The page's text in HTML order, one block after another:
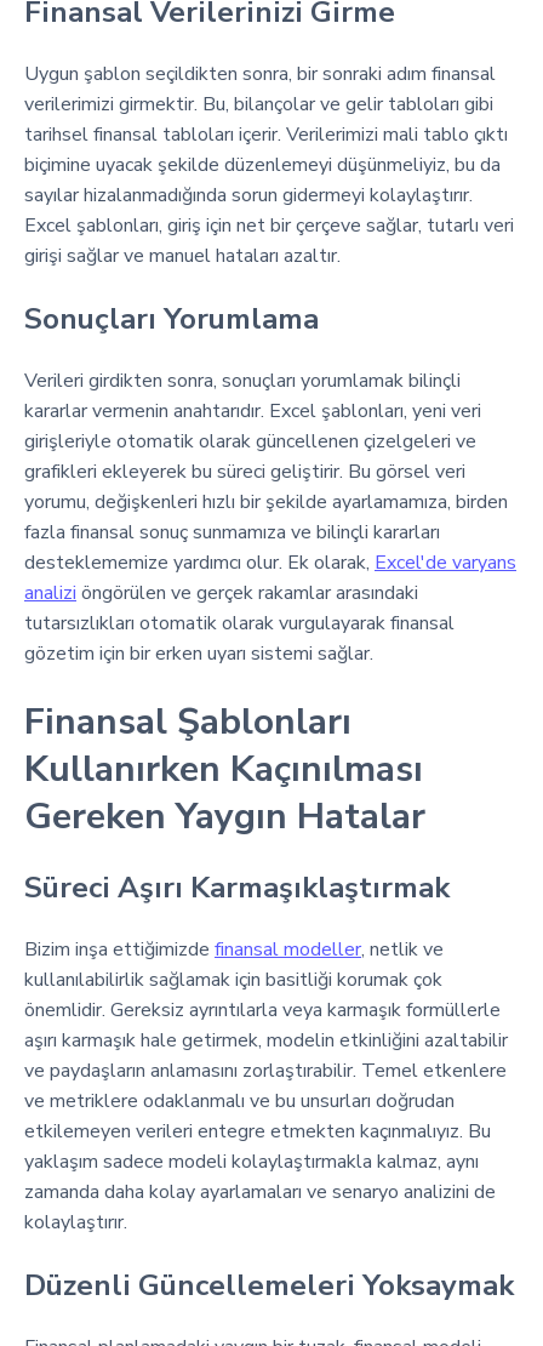
Finansal Verilerinizi Girme
Uygun şablon seçildikten sonra, bir sonraki adım finansal
verilerimizi girmektir. Bu, bilançolar ve gelir tabloları gibi
tarihsel finansal tabloları içerir. Verilerimizi mali tablo çıktı
biçimine uyacak şekilde düzenlemeyi düşünmeliyiz, bu da
sayılar hizalanmadığında sorun gidermeyi kolaylaştırır.
Excel şablonları, giriş için net bir çerçeve sağlar, tutarlı veri
girişi sağlar ve manuel hataları azaltır.
Sonuçları Yorumlama
Verileri girdikten sonra, sonuçları yorumlamak bilinçli
kararlar vermenin anahtarıdır. Excel şablonları, yeni veri
girişleriyle otomatik olarak güncellenen çizelgeleri ve
grafikleri ekleyerek bu süreci geliştirir. Bu görsel veri
yorumu, değişkenleri hızlı bir şekilde ayarlamamıza, birden
fazla finansal sonuç sunmamıza ve bilinçli kararları
desteklememize yardımcı olur. Ek olarak, Excel'de varyans
analizi öngörülen ve gerçek rakamlar arasındaki
tutarsızlıkları otomatik olarak vurgulayarak finansal
gözetim için bir erken uyarı sistemi sağlar.
Finansal Şablonları
Kullanırken Kaçınılması
Gereken Yaygın Hatalar
Süreci Aşırı Karmaşıklaştırmak
Bizim inşa ettiğimizde finansal modeller, netlik ve
kullanılabilirlik sağlamak için basitliği korumak çok
önemlidir. Gereksiz ayrıntılarla veya karmaşık formüllerle
aşırı karmaşık hale getirmek, modelin etkinliğini azaltabilir
ve paydaşların anlamasını zorlaştırabilir. Temel etkenlere
ve metriklere odaklanmalı ve bu unsurları doğrudan
etkilemeyen verileri entegre etmekten kaçınmalıyız. Bu
yaklaşım sadece modeli kolaylaştırmakla kalmaz, aynı
zamanda daha kolay ayarlamaları ve senaryo analizini de
kolaylaştırır.
Düzenli Güncellemeleri Yoksaymak